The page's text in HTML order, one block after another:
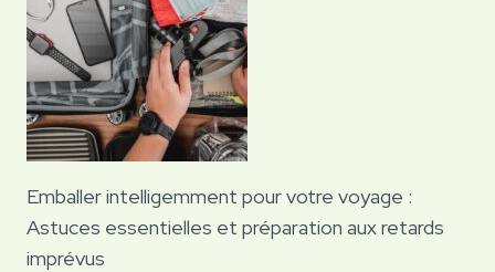
Emballer intelligemment pour votre voyage :
Astuces essentielles et préparation aux retards
imprévus